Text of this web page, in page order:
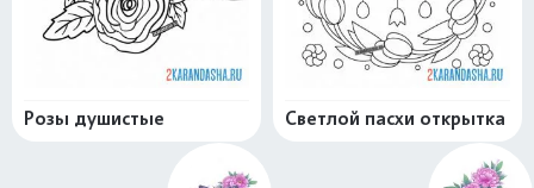
Розы душистые Светлой пасхи открытка